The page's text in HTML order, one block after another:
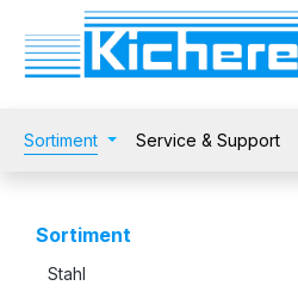
Hauptinhalt springen
Zur Suche springen
Zur Hauptnavigation springen
Sortiment Service & Support
Sortiment
Stahl